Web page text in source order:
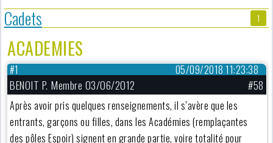
Cadets 1
ACADEMIES
05/09/2018 11:23:38
#1
BENOIT P. Membre 03/06/2012 #58
Après avoir pris quelques renseignements, il s’avère que les
entrants, garçons ou filles, dans les Académies (remplaçantes
des pôles Espoir) signent en grande partie, voire totalité pour